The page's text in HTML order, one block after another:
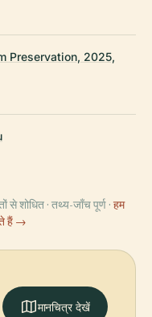
Preservation, 2025,
शोधित · तथ्य-जाँच पूर्ण · हम
हैं →
मानचित्र देखें